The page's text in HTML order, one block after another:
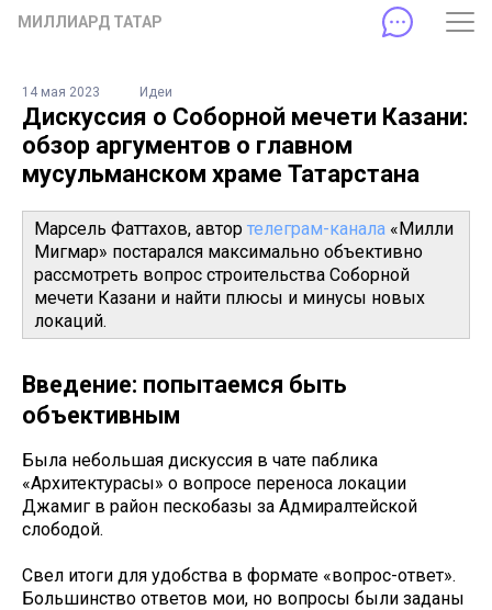
МИЛЛИАРД ТАТАР
14 мая 2023 Идеи
Дискуссия о Соборной мечети Казани:
обзор аргументов о главном
мусульманском храме Татарстана
Марсель Фаттахов, автор телеграм-канала «Милли
Мигмар» постарался максимально объективно
рассмотреть вопрос строительства Соборной
мечети Казани и найти плюсы и минусы новых
локаций.
Введение: попытаемся быть
объективным
Была небольшая дискуссия в чате паблика
«Архитектурасы» о вопросе переноса локации
Джамиг в район пескобазы за Адмиралтейской
слободой.
Свел итоги для удобства в формате «вопрос-ответ».
Большинство ответов мои, но вопросы были заданы